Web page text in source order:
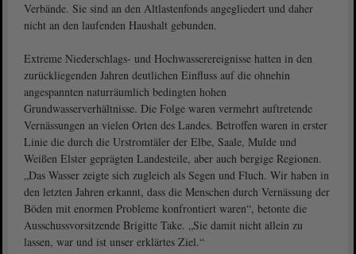
Verbände. Sie sind an den Altlastenfonds angegliedert und daher
nicht an den laufenden Haushalt gebunden.
Extreme Niederschlags- und Hochwasserereignisse hatten in den
zurückliegenden Jahren deutlichen Einfluss auf die ohnehin
angespannten naturräumlich bedingten hohen
Grundwasserverhältnisse. Die Folge waren vermehrt auftretende
Vernässungen an vielen Orten des Landes. Betroffen waren in erster
Linie die durch die Urstromtäler der Elbe, Saale, Mulde und
Weißen Elster geprägten Landesteile, aber auch bergige Regionen.
„Das Wasser zeigte sich zugleich als Segen und Fluch. Wir haben in
den letzten Jahren erkannt, dass die Menschen durch Vernässung der
Böden mit enormen Probleme konfrontiert waren“, betonte die
Ausschussvorsitzende Brigitte Take. „Sie damit nicht allein zu
lassen, war und ist unser erklärtes Ziel.“